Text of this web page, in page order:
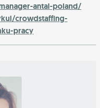
antal-poland/
crowdstaffing-
pracy